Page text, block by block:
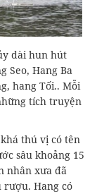
dài hun hút
Seo, Hang Ba
hang Tối.. Mỗi
tích truyện
thú vị có tên
sâu khoảng 15
nhân xưa đã
rượu. Hang có